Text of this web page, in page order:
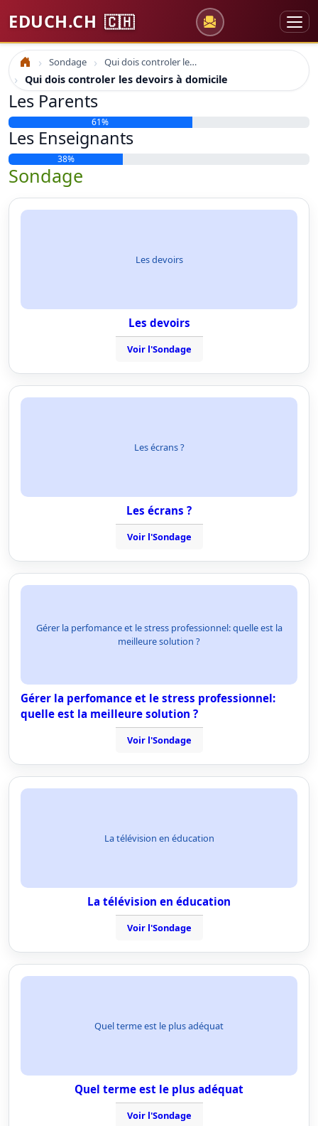
EDUCH.CH 🇨🇭
Accueil Sondage Qui dois controler les devoirs à domicile
Qui dois controler les devoirs à domicile
Les Parents
61%
Les Enseignants
38%
Sondage
Les devoirs
Les devoirs
Voir l'Sondage
Les écrans ?
Les écrans ?
Voir l'Sondage
Gérer la perfomance et le stress professionnel: quelle est la
meilleure solution ?
Gérer la perfomance et le stress professionnel:
quelle est la meilleure solution ?
Voir l'Sondage
La télévision en éducation
La télévision en éducation
Voir l'Sondage
Quel terme est le plus adéquat
Quel terme est le plus adéquat
Voir l'Sondage